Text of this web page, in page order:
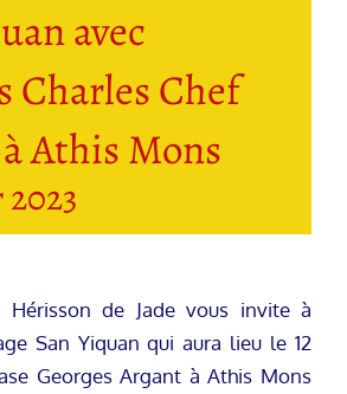
avec
Charles Chef
à Athis Mons
Hérisson de Jade vous invite à
San Yiquan qui aura lieu le 12
Georges Argant à Athis Mons